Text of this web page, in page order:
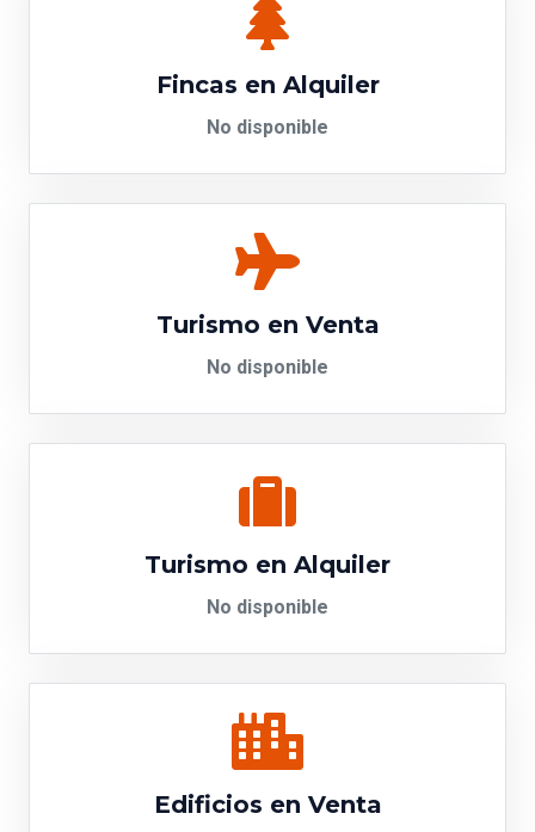
Fincas en Alquiler
No disponible
Turismo en Venta
No disponible
Turismo en Alquiler
No disponible
Edificios en Venta